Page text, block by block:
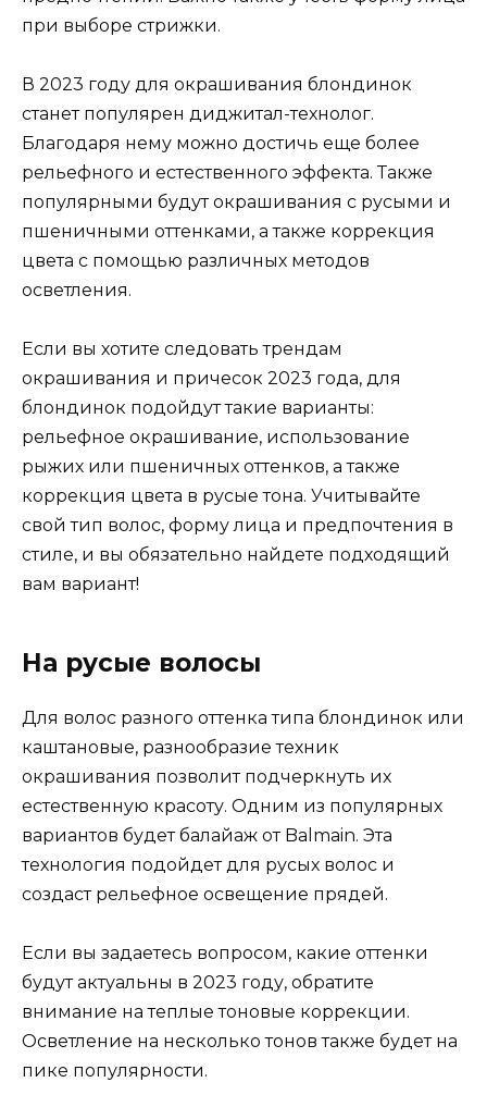
при выборе стрижки.
В 2023 году для окрашивания блондинок
станет популярен диджитал-технолог.
Благодаря нему можно достичь еще более
рельефного и естественного эффекта. Также
популярными будут окрашивания с русыми и
пшеничными оттенками, а также коррекция
цвета с помощью различных методов
осветления.
Если вы хотите следовать трендам
окрашивания и причесок 2023 года, для
блондинок подойдут такие варианты:
рельефное окрашивание, использование
рыжих или пшеничных оттенков, а также
коррекция цвета в русые тона. Учитывайте
свой тип волос, форму лица и предпочтения в
стиле, и вы обязательно найдете подходящий
вам вариант!
На русые волосы
Для волос разного оттенка типа блондинок или
каштановые, разнообразие техник
окрашивания позволит подчеркнуть их
естественную красоту. Одним из популярных
вариантов будет балайаж от Balmain. Эта
технология подойдет для русых волос и
создаст рельефное освещение прядей.
Если вы задаетесь вопросом, какие оттенки
будут актуальны в 2023 году, обратите
внимание на теплые тоновые коррекции.
Осветление на несколько тонов также будет на
пике популярности.